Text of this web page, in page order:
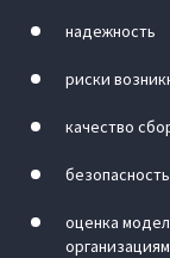
надежность
риски
качество
оценка